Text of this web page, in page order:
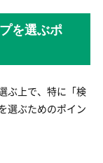
を選ぶポ
ぶ上で、特に「検
選ぶためのポイン